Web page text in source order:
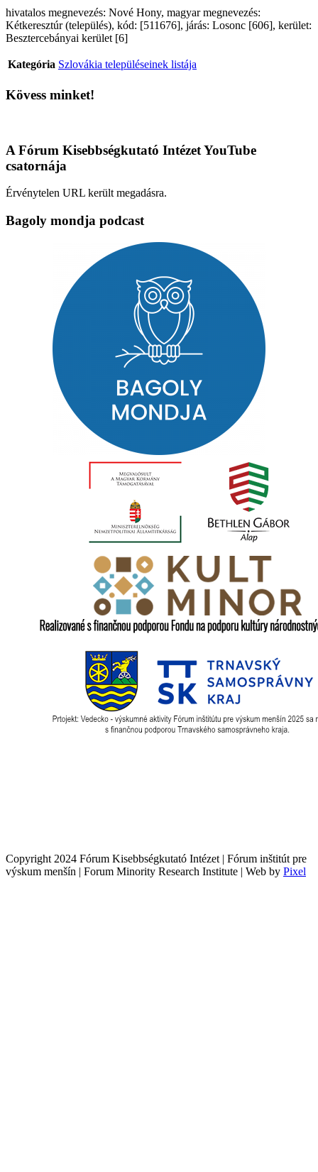
hivatalos megnevezés: Nové Hony, magyar megnevezés:
Kétkeresztúr (település), kód: [511676], járás: Losonc [606], kerület:
Besztercebányai kerület [6]
Kategória Szlovákia településeinek listája
Kövess minket!
A Fórum Kisebbségkutató Intézet YouTube
csatornája
Érvénytelen URL került megadásra.
Bagoly mondja podcast
Copyright 2024 Fórum Kisebbségkutató Intézet | Fórum inštitút pre
výskum menšín | Forum Minority Research Institute | Web by Pixel